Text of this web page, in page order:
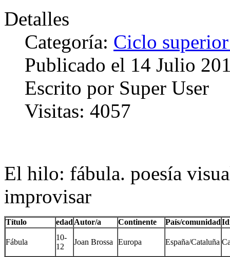
Detalles
Categoría: Ciclo
Publicado el 14 Julio
Escrito por Super User
Visitas: 4057
El hilo: fábula. poesía
improvisar
Título edad Autor/a Continente País/comunidad
Fábula
10-
12
Joan Brossa Europa España/Cataluña